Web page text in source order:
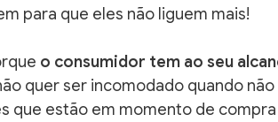
para que eles não liguem mais!
o consumidor tem ao seu
quer ser incomodado quando
que estão em momento de